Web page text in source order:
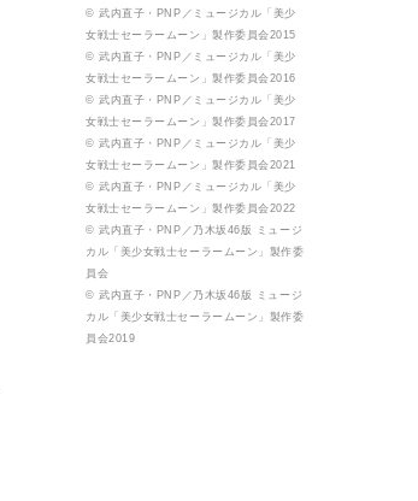
© 武内直子・PNP／ミュージカル「美少
女戦士セーラームーン」製作委員会2015
© 武内直子・PNP／ミュージカル「美少
女戦士セーラームーン」製作委員会2016
© 武内直子・PNP／ミュージカル「美少
女戦士セーラームーン」製作委員会2017
© 武内直子・PNP／ミュージカル「美少
女戦士セーラームーン」製作委員会2021
© 武内直子・PNP／ミュージカル「美少
女戦士セーラームーン」製作委員会2022
© 武内直子・PNP／乃木坂46版 ミュージ
カル「美少女戦士セーラームーン」製作委
員会
© 武内直子・PNP／乃木坂46版 ミュージ
カル「美少女戦士セーラームーン」製作委
員会2019